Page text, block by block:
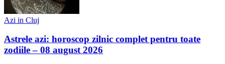
Azi in Cluj
Astrele azi: horoscop zilnic complet pentru toate
zodiile – 08 august 2026